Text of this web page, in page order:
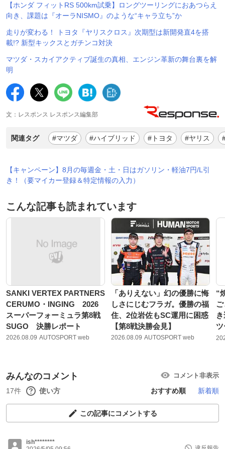
【ホンダ フィットRS 500km試乗】ロングツーリングにおあつらえ
向き、課題は『オーラNISMO』のような“キャラ立ち”か
走りが変わる！ トヨタ『ヤリスクロス』次期型は新開発直4を搭
載!? 新型キックスとガチンコ対決
マツダ・スカイアクティブ誕生の真相、エンジン革新の舞台裏を解
明
文：レスポンス レスポンス編集部
関連タグ #マツダ #ハイブリッド #トヨタ #ヤリス
【キャンペーン】8月の毎週金・土・日はガソリン・軽油7円/L引
き！（要マイカー登録＆特定情報の入力）
こんな記事も読まれています
SANKI VERTEX PARTNERS
CERUMO・INGING 2026
スーパーフォーミュラ第8戦
SUGO 決勝レポート
2026.08.09 AUTOSPORT web
「ありえない」幻の優勝に悔
しさにじむフラガ。優勝の福
住、2位岩佐もSC運用に困惑
【第8戦決勝会見】
2026.08.09 AUTOSPORT web
“
みんなのコメント コメント非表示
17件 使い方 おすすめ順 新着順
この記事にコメントする
ish********